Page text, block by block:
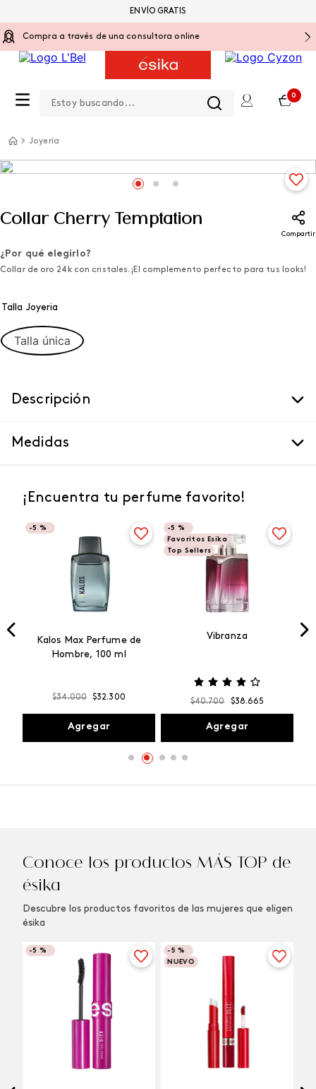
Compra a través de una consultora online
0
ENVÍO GRATIS
Joyería
Collar Cherry Temptation
Compartir
¿Por qué elegirlo?
Collar de oro 24k con cristales. ¡El complemento perfecto para tus looks!
Talla Joyeria
Talla única
Descripción
Medidas
¡Encuentra tu perfume favorito!
-5 %
Kalos Max Perfume de
Hombre, 100 ml
$34.000 $32.300
Agregar
-5 %
Favoritos Esika
Top Sellers
Vibranza
$40.700 $38.665
Agregar
Conoce los productos MÁS TOP de
ésika
Descubre los productos favoritos de las mujeres que eligen
ésika
-5 % -5 %
NUEVO